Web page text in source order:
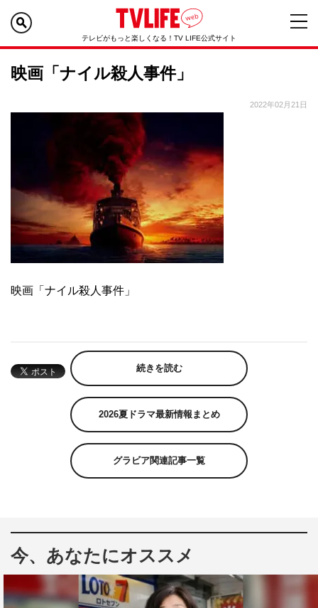
テレビがもっと楽しくなる！TV LIFE公式サイト
映画「ナイル殺人事件」
2022年02月21日
映画「ナイル殺人事件」
続きを読む
2026夏ドラマ最新情報まとめ
グラビア関連記事一覧
今、あなたにオススメ